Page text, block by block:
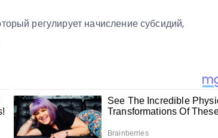
регулирует начисление субсидий,